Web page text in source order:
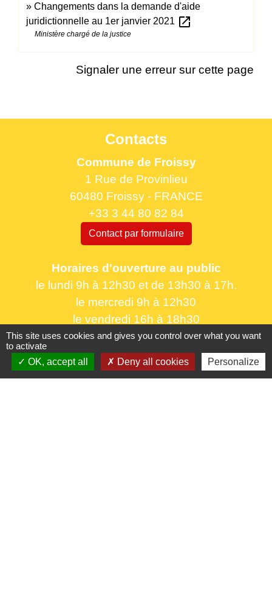
Changements dans la demande d'aide
juridictionnelle au 1er janvier 2021 open_in_new
Ministère chargé de la justice
Signaler une erreur sur cette page
Contacts
Commune de Froissy
1 Rue de Provinlieu
60480 Froissy - FRANCE
+33 3 44 80 82 84
Contact par formulaire
Horaires d'ouverture au public
le lundi 9h à 12h30 et de 13h30 à 17h.
le mercredi 9h à 12h30
le vendredi 16h à 18h30
This site uses cookies and gives you control over what you want
to activate
OK, accept all
Deny all cookies Personalize